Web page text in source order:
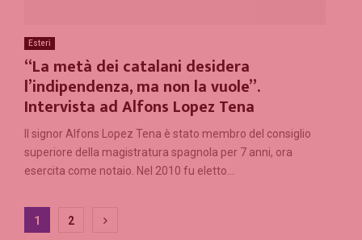
Esteri
“La metà dei catalani desidera
l’indipendenza, ma non la vuole”.
Intervista ad Alfons Lopez Tena
Il signor Alfons Lopez Tena è stato membro del consiglio
superiore della magistratura spagnola per 7 anni, ora
esercita come notaio. Nel 2010 fu eletto...
Paginazione
1 2